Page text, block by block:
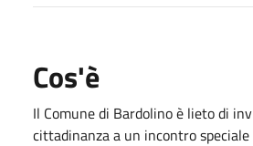
Cos'è
Il Comune di Bardolino è lieto di
cittadinanza a un incontro